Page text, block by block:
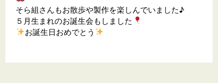
そら組さんもお散歩や製作を楽しんでいました♪
５月生まれのお誕生会もしました
お誕生日おめでとう